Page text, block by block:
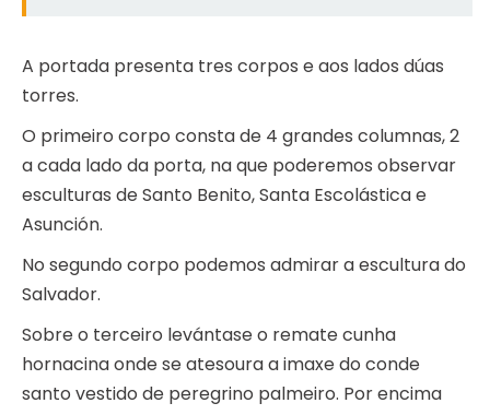
A portada presenta tres corpos e aos lados dúas
torres.
O primeiro corpo consta de 4 grandes columnas, 2
a cada lado da porta, na que poderemos observar
esculturas de Santo Benito, Santa Escolástica e
Asunción.
No segundo corpo podemos admirar a escultura do
Salvador.
Sobre o terceiro levántase o remate cunha
hornacina onde se atesoura a imaxe do conde
santo vestido de peregrino palmeiro. Por encima